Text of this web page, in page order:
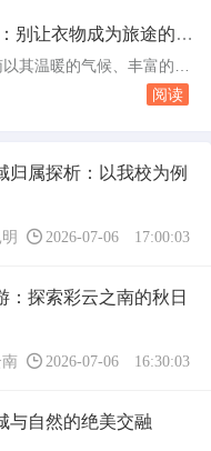
中国西南边陲的小城，以
期间一个不可多得的旅游选
划从丽江出发到瑞丽的行
别让衣物成为旅途的烦
温暖的气候、丰富的民
光和诱人的美食成为了众
以下是对这一问题的详细探
之旅提供实用建议。#云
阅读
归属探析：以我校为例
2026-07-06 17:00:03
：探索彩云之南的秋日
南 2026-07-06 16:30:03
与自然的绝美交融